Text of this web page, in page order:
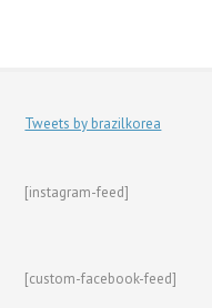
Tweets by brazilkorea
[instagram-feed]
[custom-facebook-feed]